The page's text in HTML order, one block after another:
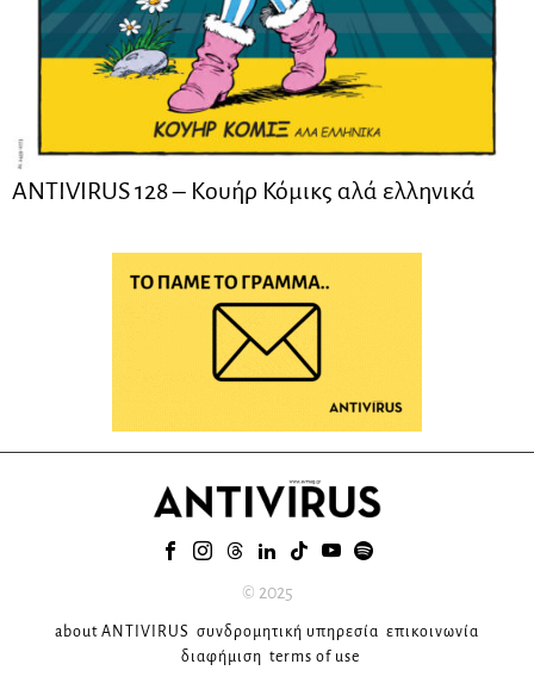
ANTIVIRUS 128 – Kουήρ Κόμικς αλά ελληνικά
© 2025
about ANTIVIRUS συνδρομητική υπηρεσία επικοινωνία
διαφήμιση terms of use